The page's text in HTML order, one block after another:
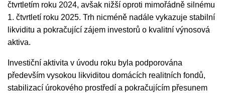
čtvrtletím roku 2024, avšak nižší oproti mimořádně silnému
1. čtvrtletí roku 2025. Trh nicméně nadále vykazuje stabilní
likviditu a pokračující zájem investorů o kvalitní výnosová
aktiva.
Investiční aktivita v úvodu roku byla podporována
především vysokou likviditou domácích realitních fondů,
stabilizací úrokového prostředí a pokračujícím přesunem